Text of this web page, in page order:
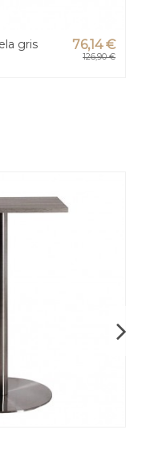
gris
76,14 €
126,90 €